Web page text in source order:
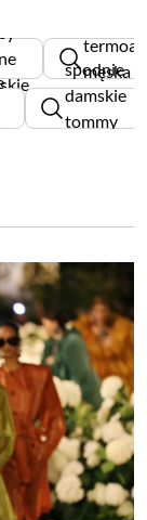
męska
brubeck
spodnie
damskie
tommy